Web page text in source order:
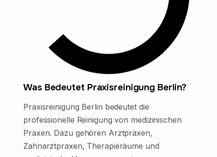
Was Bedeutet Praxisreinigung Berlin?
Praxisreinigung Berlin bedeutet die
professionelle Reinigung von medizinischen
Praxen. Dazu gehören Arztpraxen,
Zahnarztpraxen, Therapieräume und